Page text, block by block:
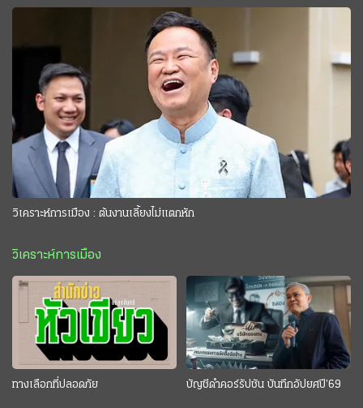
วิเคราะห์การเมือง : ต้นงานเลี้ยงไม่แตกหัก
วิเคราะห์การเมือง
ทางเลือกที่ปลอดภัย บัญชีดำคอร์รัปชัน บันทึกอัปยศปี’69